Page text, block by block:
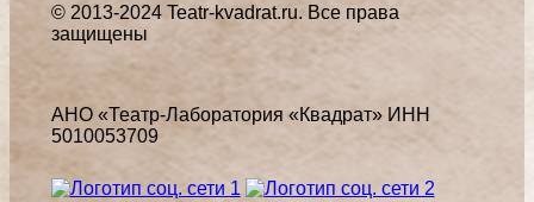
© 2013-2024 Teatr-kvadrat.ru. Все права
защищены
АНО «Театр-Лаборатория «Квадрат» ИНН
5010053709